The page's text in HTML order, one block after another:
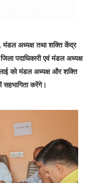
मंडल अध्यक्ष तथा शक्ति केंद्र
पदाधिकारी एवं मंडल अध्यक्ष
को मंडल अध्यक्ष और शक्ति
करेंगे।